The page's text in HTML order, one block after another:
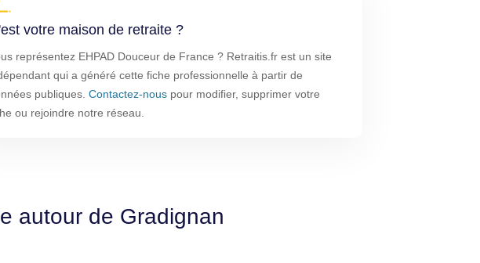
votre maison de retraite ?
représentez EHPAD Douceur de France ? Retraitis.fr est un site
qui a généré cette fiche professionnelle à partir de
publiques. Contactez-nous pour modifier, supprimer votre
ou rejoindre notre réseau.
autour de Gradignan